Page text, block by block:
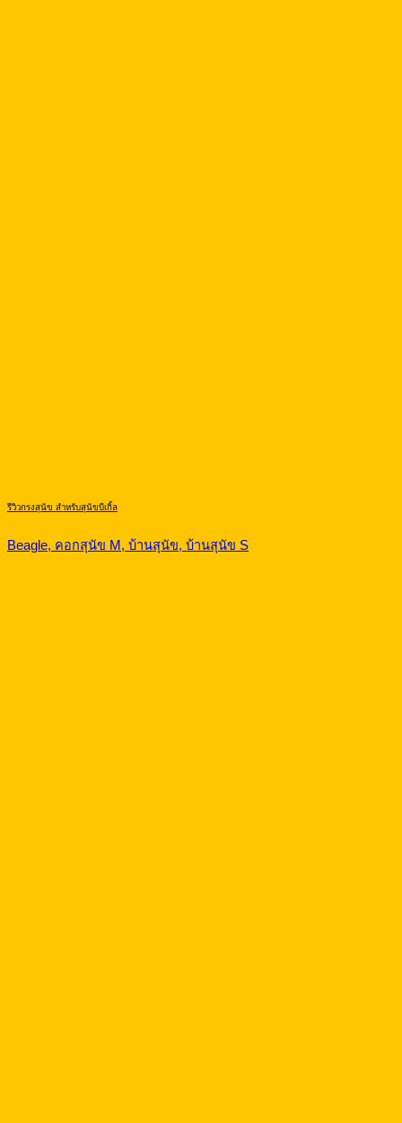
รีวิวกรงสุนัข สำหรับสุนัขบีเกิ้ล
Beagle, คอกสุนัข M, บ้านสุนัข, บ้านสุนัข S